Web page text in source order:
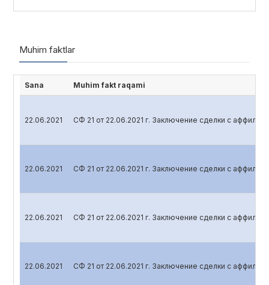
Muhim faktlar
Sana Muhim fakt raqami
22.06.2021 СФ 21 от 22.06.2021 г. Заключение сделки с
22.06.2021 СФ 21 от 22.06.2021 г. Заключение сделки с
22.06.2021 СФ 21 от 22.06.2021 г. Заключение сделки с
22.06.2021 СФ 21 от 22.06.2021 г. Заключение сделки с